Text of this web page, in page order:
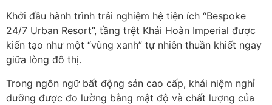
Khởi đầu hành trình trải nghiệm hệ tiện ích “Bespoke
24/7 Urban Resort”, tầng trệt Khải Hoàn Imperial được
kiến tạo như một “vùng xanh” tự nhiên thuần khiết ngay
giữa lòng đô thị.
Trong ngôn ngữ bất động sản cao cấp, khái niệm nghỉ
dưỡng được đo lường bằng mật độ và chất lượng của